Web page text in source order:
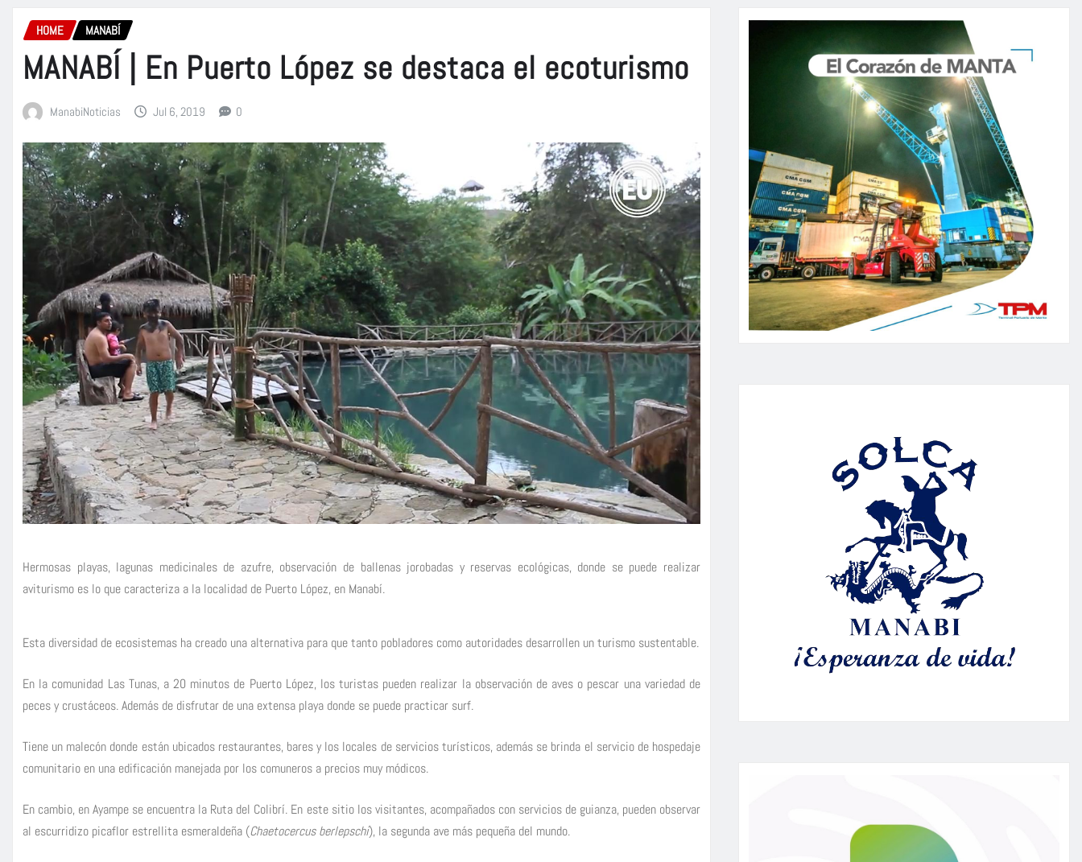
HOME MANABÍ
MANABÍ | En Puerto López se destaca el ecoturismo
ManabiNoticias Jul 6, 2019 0
Hermosas playas, lagunas medicinales de azufre, observación de ballenas jorobadas y reservas ecológicas, donde se puede realizar
aviturismo es lo que caracteriza a la localidad de Puerto López, en Manabí.
Esta diversidad de ecosistemas ha creado una alternativa para que tanto pobladores como autoridades desarrollen un turismo sustentable.
En la comunidad Las Tunas, a 20 minutos de Puerto López, los turistas pueden realizar la observación de aves o pescar una variedad de
peces y crustáceos. Además de disfrutar de una extensa playa donde se puede practicar surf.
Tiene un malecón donde están ubicados restaurantes, bares y los locales de servicios turísticos, además se brinda el servicio de hospedaje
comunitario en una edificación manejada por los comuneros a precios muy módicos.
En cambio, en Ayampe se encuentra la Ruta del Colibrí. En este sitio los visitantes, acompañados con servicios de guianza, pueden observar
al escurridizo picaflor estrellita esmeraldeña (Chaetocercus berlepschi), la segunda ave más pequeña del mundo.